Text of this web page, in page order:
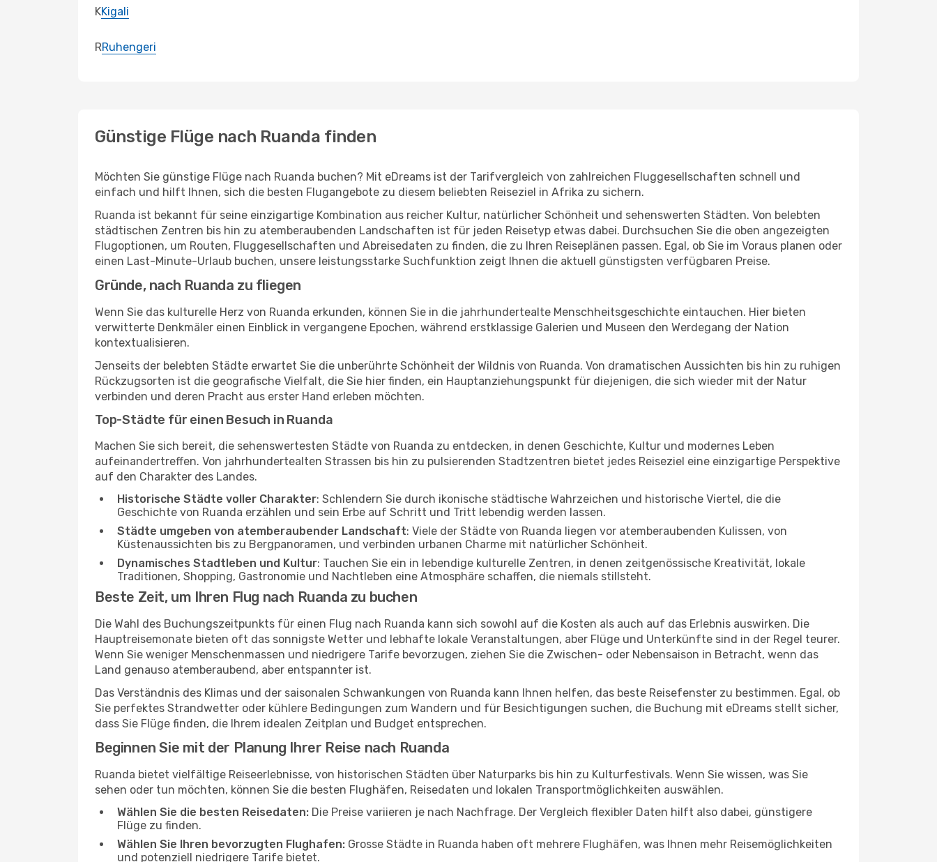
KKigali
RRuhengeri
Günstige Flüge nach Ruanda finden
Möchten Sie günstige Flüge nach Ruanda buchen? Mit eDreams ist der Tarifvergleich von zahlreichen Fluggesellschaften schnell und
einfach und hilft Ihnen, sich die besten Flugangebote zu diesem beliebten Reiseziel in Afrika zu sichern.
Ruanda ist bekannt für seine einzigartige Kombination aus reicher Kultur, natürlicher Schönheit und sehenswerten Städten. Von belebten
städtischen Zentren bis hin zu atemberaubenden Landschaften ist für jeden Reisetyp etwas dabei. Durchsuchen Sie die oben angezeigten
Flugoptionen, um Routen, Fluggesellschaften und Abreisedaten zu finden, die zu Ihren Reiseplänen passen. Egal, ob Sie im Voraus planen oder
einen Last-Minute-Urlaub buchen, unsere leistungsstarke Suchfunktion zeigt Ihnen die aktuell günstigsten verfügbaren Preise.
Gründe, nach Ruanda zu fliegen
Wenn Sie das kulturelle Herz von Ruanda erkunden, können Sie in die jahrhundertealte Menschheitsgeschichte eintauchen. Hier bieten
verwitterte Denkmäler einen Einblick in vergangene Epochen, während erstklassige Galerien und Museen den Werdegang der Nation
kontextualisieren.
Jenseits der belebten Städte erwartet Sie die unberührte Schönheit der Wildnis von Ruanda. Von dramatischen Aussichten bis hin zu ruhigen
Rückzugsorten ist die geografische Vielfalt, die Sie hier finden, ein Hauptanziehungspunkt für diejenigen, die sich wieder mit der Natur
verbinden und deren Pracht aus erster Hand erleben möchten.
Top-Städte für einen Besuch in Ruanda
Machen Sie sich bereit, die sehenswertesten Städte von Ruanda zu entdecken, in denen Geschichte, Kultur und modernes Leben
aufeinandertreffen. Von jahrhundertealten Strassen bis hin zu pulsierenden Stadtzentren bietet jedes Reiseziel eine einzigartige Perspektive
auf den Charakter des Landes.
Historische Städte voller Charakter: Schlendern Sie durch ikonische städtische Wahrzeichen und historische Viertel, die die
Geschichte von Ruanda erzählen und sein Erbe auf Schritt und Tritt lebendig werden lassen.
Städte umgeben von atemberaubender Landschaft: Viele der Städte von Ruanda liegen vor atemberaubenden Kulissen, von
Küstenaussichten bis zu Bergpanoramen, und verbinden urbanen Charme mit natürlicher Schönheit.
Dynamisches Stadtleben und Kultur: Tauchen Sie ein in lebendige kulturelle Zentren, in denen zeitgenössische Kreativität, lokale
Traditionen, Shopping, Gastronomie und Nachtleben eine Atmosphäre schaffen, die niemals stillsteht.
Beste Zeit, um Ihren Flug nach Ruanda zu buchen
Die Wahl des Buchungszeitpunkts für einen Flug nach Ruanda kann sich sowohl auf die Kosten als auch auf das Erlebnis auswirken. Die
Hauptreisemonate bieten oft das sonnigste Wetter und lebhafte lokale Veranstaltungen, aber Flüge und Unterkünfte sind in der Regel teurer.
Wenn Sie weniger Menschenmassen und niedrigere Tarife bevorzugen, ziehen Sie die Zwischen- oder Nebensaison in Betracht, wenn das
Land genauso atemberaubend, aber entspannter ist.
Das Verständnis des Klimas und der saisonalen Schwankungen von Ruanda kann Ihnen helfen, das beste Reisefenster zu bestimmen. Egal, ob
Sie perfektes Strandwetter oder kühlere Bedingungen zum Wandern und für Besichtigungen suchen, die Buchung mit eDreams stellt sicher,
dass Sie Flüge finden, die Ihrem idealen Zeitplan und Budget entsprechen.
Beginnen Sie mit der Planung Ihrer Reise nach Ruanda
Ruanda bietet vielfältige Reiseerlebnisse, von historischen Städten über Naturparks bis hin zu Kulturfestivals. Wenn Sie wissen, was Sie
sehen oder tun möchten, können Sie die besten Flughäfen, Reisedaten und lokalen Transportmöglichkeiten auswählen.
Wählen Sie die besten Reisedaten: Die Preise variieren je nach Nachfrage. Der Vergleich flexibler Daten hilft also dabei, günstigere
Flüge zu finden.
Wählen Sie Ihren bevorzugten Flughafen: Grosse Städte in Ruanda haben oft mehrere Flughäfen, was Ihnen mehr Reisemöglichkeiten
und potenziell niedrigere Tarife bietet.